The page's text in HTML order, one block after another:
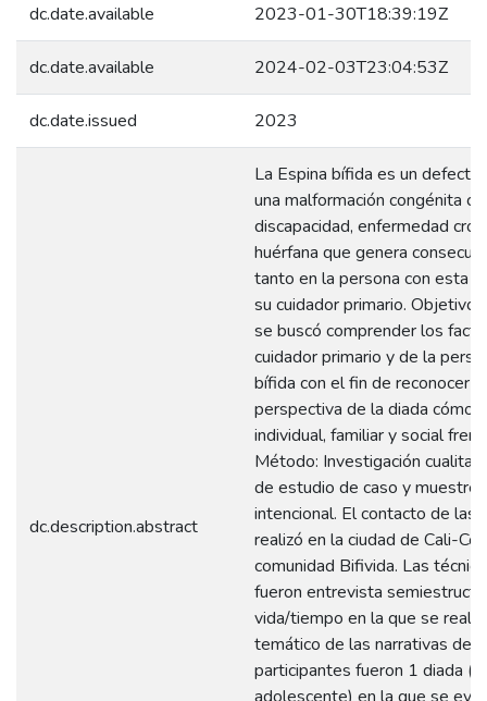
dc.date.available 2023-01-30T18:39:19Z
dc.date.available 2024-02-03T23:04:53Z
dc.date.issued 2023
dc.description.abstract
La Espina bífida es un
una malformación congénita
discapacidad, enfermedad
huérfana que genera
tanto en la persona con esta
su cuidador primario.
se buscó comprender los
cuidador primario y de la
bífida con el fin de reconocer
perspectiva de la diada cómo
individual, familiar y social
Método: Investigación
de estudio de caso y
intencional. El contacto de las
realizó en la ciudad de Cali-
comunidad Bifivida. Las
fueron entrevista
vida/tiempo en la que se
temático de las narrativas de
participantes fueron 1 diada